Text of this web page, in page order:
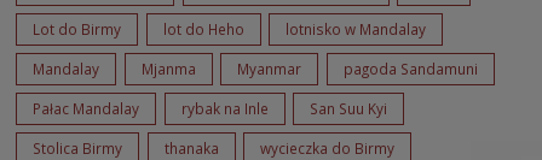
Lot do Birmy lot do Heho lotnisko w Mandalay
Mandalay Mjanma Myanmar pagoda Sandamuni
Pałac Mandalay rybak na Inle San Suu Kyi
Stolica Birmy thanaka wycieczka do Birmy